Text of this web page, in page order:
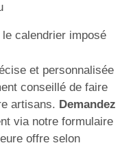
calendrier imposé
et personnalisée
conseillé de faire
artisans. Demandez
via notre formulaire
offre selon